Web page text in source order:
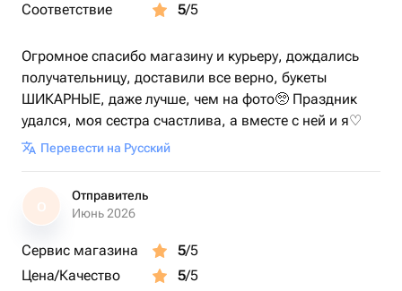
Соответствие
5/5
Огромное спасибо магазину и курьеру, дождались
получательницу, доставили все верно, букеты
ШИКАРНЫЕ, даже лучше, чем на фото🥺 Праздник
удался, моя сестра счастлива, а вместе с ней и я♡
Перевести на Русский
О
Отправитель
Июнь 2026
Сервис магазина 5/5
Цена/Качество
5/5